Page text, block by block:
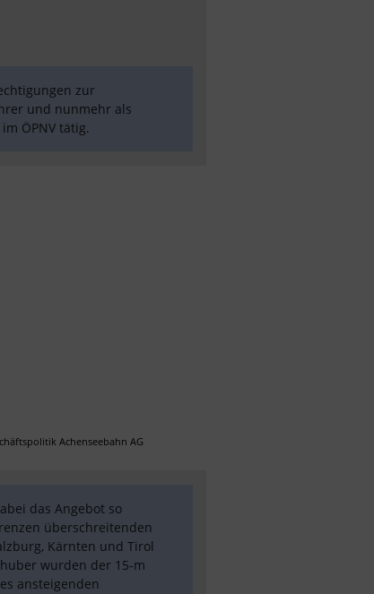
zur
und nunmehr als
ÖPNV tätig.
Achenseebahn AG
das Angebot so
überschreitenden
Kärnten und Tirol
wurden der 15-m
ansteigenden